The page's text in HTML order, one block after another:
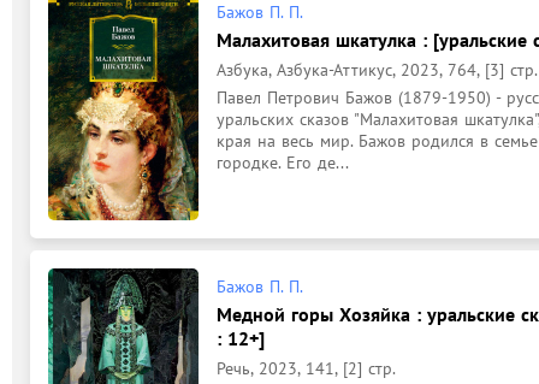
Бажов П. П.
Малахитовая шкатулка : [уральские
Азбука, Азбука-Аттикус, 2023, 764, [3] стр.
Павел Петрович Бажов (1879-1950) -
уральских сказов "Малахитовая
края на весь мир. Бажов родился в
городке. Его де...
Бажов П. П.
Медной горы Хозяйка : уральские
: 12+]
Речь, 2023, 141, [2] стр.